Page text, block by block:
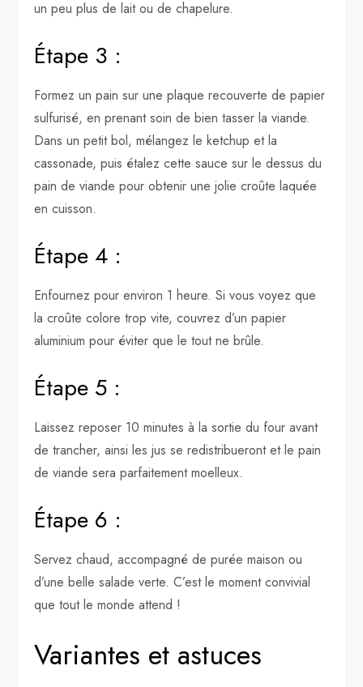
un peu plus de lait ou de chapelure.
Étape 3 :
Formez un pain sur une plaque recouverte de papier
sulfurisé, en prenant soin de bien tasser la viande.
Dans un petit bol, mélangez le ketchup et la
cassonade, puis étalez cette sauce sur le dessus du
pain de viande pour obtenir une jolie croûte laquée
en cuisson.
Étape 4 :
Enfournez pour environ 1 heure. Si vous voyez que
la croûte colore trop vite, couvrez d’un papier
aluminium pour éviter que le tout ne brûle.
Étape 5 :
Laissez reposer 10 minutes à la sortie du four avant
de trancher, ainsi les jus se redistribueront et le pain
de viande sera parfaitement moelleux.
Étape 6 :
Servez chaud, accompagné de purée maison ou
d’une belle salade verte. C’est le moment convivial
que tout le monde attend !
Variantes et astuces